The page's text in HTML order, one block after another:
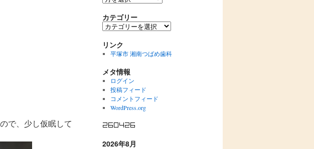
で、少し仮眠して
カ
イ
カテゴリー
カ
ゴ
リ
リンク
平塚市 湘南つばめ歯科
メタ情報
ログイン
投稿フィード
コメントフィード
WordPress.org
2026年8月